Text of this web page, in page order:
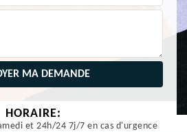
HORAIRE:
et 24h/24 7j/7 en cas d'urgence